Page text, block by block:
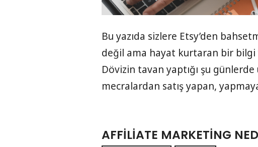
Bu yazıda sizlere Etsy’den
değil ama hayat kurtaran bir bilgi
Dövizin tavan yaptığı şu
mecralardan satış yapan,
AFFILIATE MARKETING